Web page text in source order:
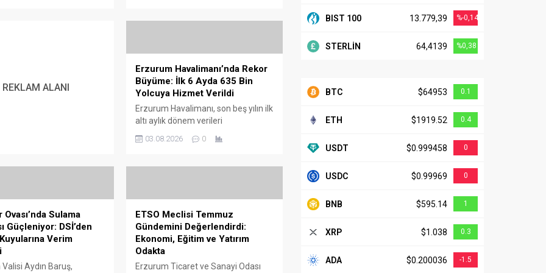
üreticilere
üretim yapan 48...
REKLAM ALANI
Erzurum Havalimanı’nda Rekor
Büyüme: İlk 6 Ayda 635 Bin
Yolcuya Hizmet Verildi
Erzurum Havalimanı, son beş yılın ilk
altı aylık dönem verileri
yolcu trafiğinde istikrarlı yükselişini
rekora imza attı. Artan hava
aldı. Devlet Hava Meydanları
İşletmesi (DHMİ) verilerinden
derlenen bilgilere...
03.08.2026 0
Sulama
Güçleniyor: DSİ’den
Verim
Aydın Baruş,
ETSO Meclisi Temmuz
Gündemini Değerlendirdi:
Ekonomi, Eğitim ve Yatırım
Odakta
Erzurum Ticaret ve Sanayi Odası
BIST 100 13.779,39 %-0,14
STERLİN 64,4139 %0,38
BTC $64953 0.1
ETH $1919.52 0.4
USDT $0.999458 0
USDC $0.99969 0
BNB $595.14 1
XRP $1.038 0.3
ADA $0.200036 -1.5